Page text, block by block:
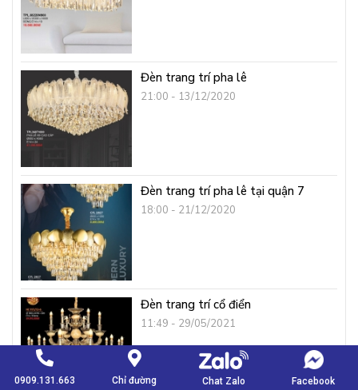
Đèn trang trí pha lê
21:00 - 13/12/2020
Đèn trang trí pha lê tại quận 7
18:00 - 21/12/2020
Đèn trang trí cổ điển
11:49 - 29/05/2021
0909.131.663 Chỉ đường Chat Zalo Facebook